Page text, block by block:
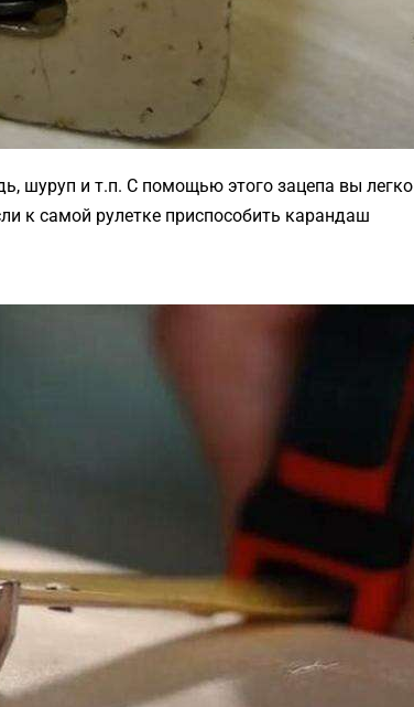
шуруп и т.п. С помощью этого зацепа вы легко
к самой рулетке приспособить карандаш